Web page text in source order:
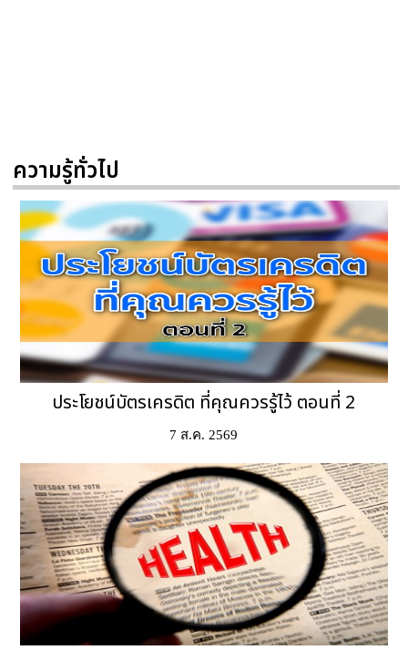
ความรู้ทั่วไป
ประโยชน์บัตรเครดิต ที่คุณควรรู้ไว้ ตอนที่ 2
7 ส.ค. 2569